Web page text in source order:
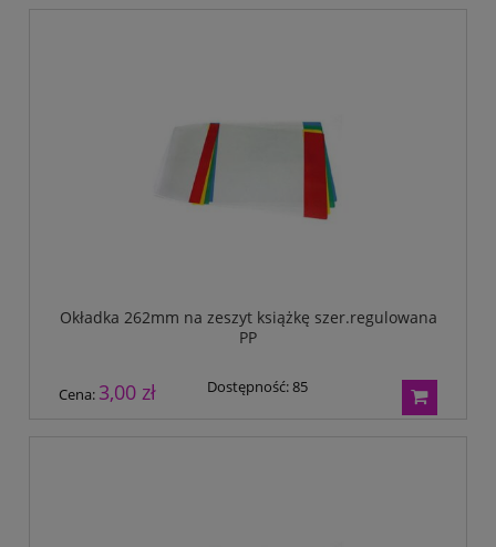
Okładka 262mm na zeszyt książkę szer.regulowana
PP
Cena: 3,00 zł Dostępność:85